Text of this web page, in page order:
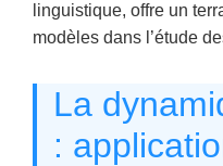
linguistique, offre un
modèles dans l’étude
La
: